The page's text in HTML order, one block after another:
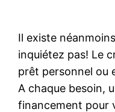
Il existe
inquiétez pas! Le
prêt personnel ou
A chaque besoin,
financement pour